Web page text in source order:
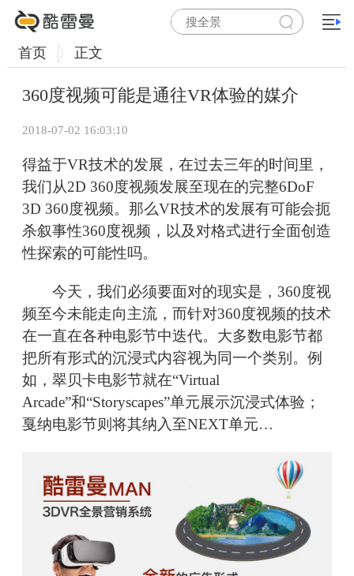
首页 正文
360度视频可能是通往VR体验的媒介
2018-07-02 16:03:10
得益于VR技术的发展，在过去三年的时间里，
我们从2D 360度视频发展至现在的完整6DoF
3D 360度视频。那么VR技术的发展有可能会扼
杀叙事性360度视频，以及对格式进行全面创造
性探索的可能性吗。
今天，我们必须要面对的现实是，360度视
频至今未能走向主流，而针对360度视频的技术
在一直在各种电影节中迭代。大多数电影节都
把所有形式的沉浸式内容视为同一个类别。例
如，翠贝卡电影节就在“Virtual
Arcade”和“Storyscapes”单元展示沉浸式体验；
戛纳电影节则将其纳入至NEXT单元…